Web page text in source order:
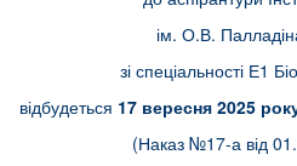
ім. О.В.
зі спеціальності Е1
відбудеться 17 вересня 2025
(Наказ №17-а від